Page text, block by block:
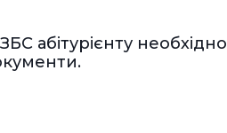
абітурієнту необхідно